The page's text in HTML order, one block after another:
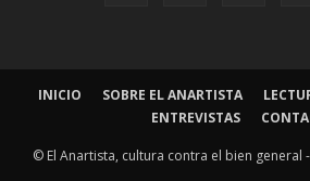
INICIO SOBRE EL ANARTISTA
ENTREVISTAS
© El Anartista, cultura contra el bien general